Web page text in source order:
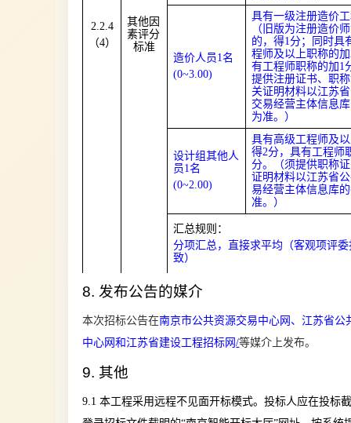
2.2.4
（4）
其他因
素评分
标准
造价人员1名
(0~3.00)
具有一级注册造价
（旧版为注册造价
的，得1分；同时具
程师及以上职称的
有工程师职称的加1
提供注册证书、职
关证明材料以江苏
交易经营主体信息
为准。）
设计组其他人
员1名
(0~2.00)
具有高级工程师及
得2分，具有工程师
分。（须提供职称
证明材料以江苏省
易经营主体信息库
准。）
汇总规则：
分项汇总，直接求平均（客观项评
致）
8. 发布公告的媒介
本次招标公告在南京市公共资源交易中心网、江苏省公
中心网和江苏省建设工程招标网/等媒介上发布。
9. 其他
9.1本工程采用远程不见面开标模式。投标人应在投标